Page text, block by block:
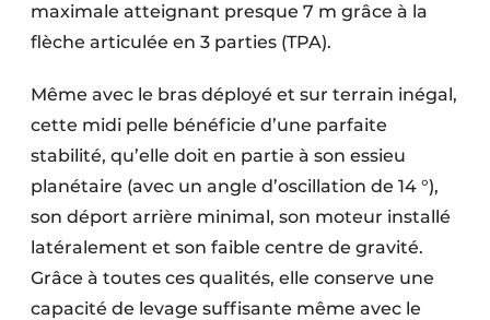
maximale atteignant presque 7 m grâce à la
flèche articulée en 3 parties (TPA).
Même avec le bras déployé et sur terrain inégal,
cette midi pelle bénéficie d’une parfaite
stabilité, qu’elle doit en partie à son essieu
planétaire (avec un angle d’oscillation de 14 °),
son déport arrière minimal, son moteur installé
latéralement et son faible centre de gravité.
Grâce à toutes ces qualités, elle conserve une
capacité de levage suffisante même avec le